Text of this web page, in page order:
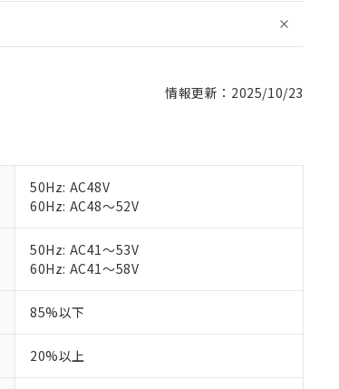
情報更新：2025/10/23
50Hz: AC48V
60Hz: AC48～52V
50Hz: AC41～53V
60Hz: AC41～58V
85%以下
20%以上